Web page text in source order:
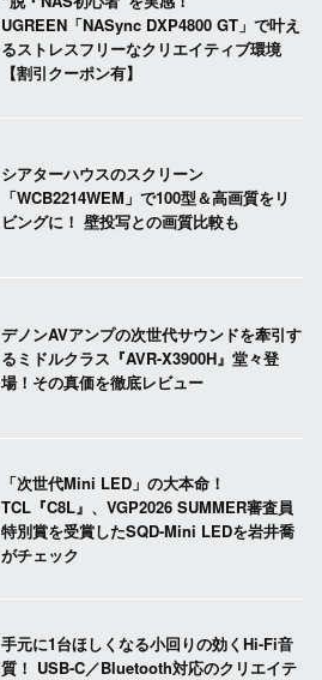
UGREEN「NASync DXP4800 GT」で叶え
るストレスフリーなクリエイティブ環境
【割引クーポン有】
シアターハウスのスクリーン
「WCB2214WEM」で100型＆高画質をリ
ビングに！ 壁投写との画質比較も
デノンAVアンプの次世代サウンドを牽引す
るミドルクラス『AVR-X3900H』堂々登
場！その真価を徹底レビュー
「次世代Mini LED」の大本命！
TCL『C8L』、VGP2026 SUMMER審査員
特別賞を受賞したSQD-Mini LEDを岩井喬
がチェック
手元に1台ほしくなる小回りの効くHi-Fi音
質！ USB-C／Bluetooth対応のクリエイテ